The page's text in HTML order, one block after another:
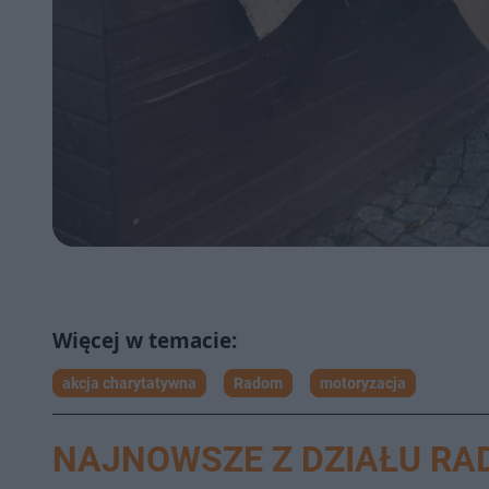
akcja charytatywna Radom motoryzacja
NAJNOWSZE Z DZIAŁU